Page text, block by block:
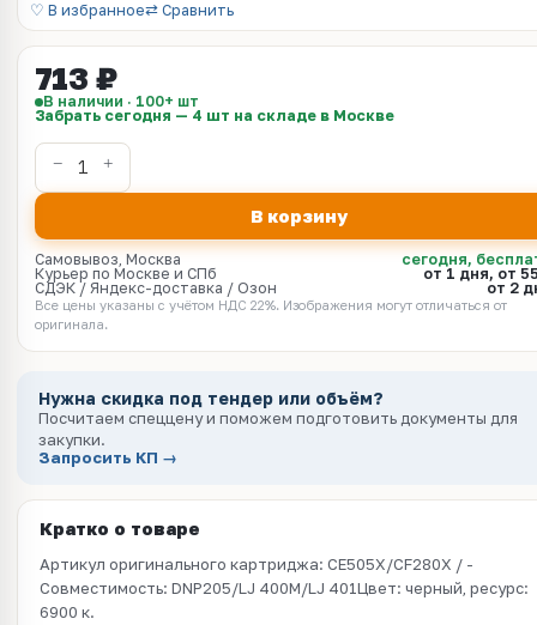
♡ В избранное⇄ Сравнить
713 ₽
В наличии · 100+ шт
Забрать сегодня — 4 шт на складе в Москве
В корзину
Самовывоз, Москва
сегодня,
Курьер по Москве и СПб
от 1 дня, от
СДЭК / Яндекс-доставка / Озон
от 2
Все цены указаны с учётом НДС 22%. Изображения могут отличаться от
оригинала.
Нужна скидка под тендер или объём?
Посчитаем спеццену и поможем подготовить документы для
закупки.
Запросить КП →
Кратко о товаре
Артикул оригинального картриджа: CE505X/CF280X / -
Совместимость: DNP205/LJ 400M/LJ 401Цвет: черный, ресурс:
6900 к.